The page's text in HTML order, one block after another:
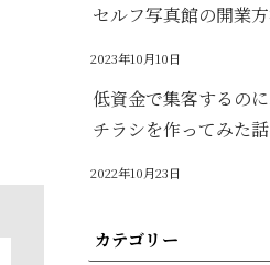
セルフ写真館の開業
2023年10月10日
低資金で集客するの
チラシを作ってみた話
2022年10月23日
カテゴリー